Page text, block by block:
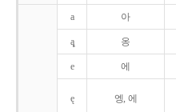
a 아
ą̨ 옹
e 에
ę 엥, 에